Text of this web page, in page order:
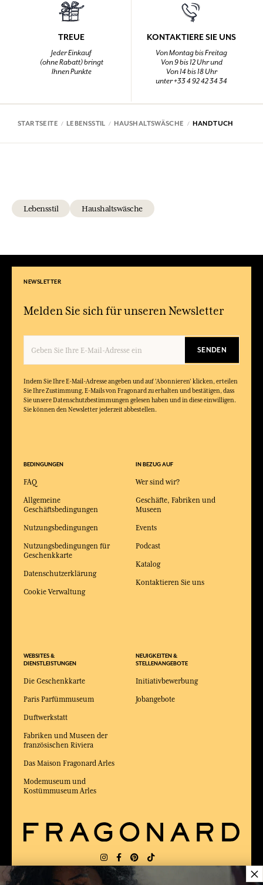
TREUE
Jeder Einkauf
(ohne Rabatt) bringt
Ihnen Punkte
KONTAKTIERE SIE UNS
Von Montag bis Freitag
Von 9 bis 12 Uhr und
Von 14 bis 18 Uhr
unter +33 4 92 42 34 34
STARTSEITE LEBENSSTIL HAUSHALTSWÄSCHE HANDTUCH
Lebensstil Haushaltswäsche
NEWSLETTER
Melden Sie sich für unseren Newsletter
SENDEN
Indem Sie Ihre E-Mail-Adresse angeben und auf 'Abonnieren' klicken, erteilen
Sie Ihre Zustimmung, E-Mails von Fragonard zu erhalten und bestätigen, dass
Sie unsere Datenschutzbestimmungen gelesen haben und in diese einwilligen.
Sie können den Newsletter jederzeit abbestellen.
BEDINGUNGEN
FAQ
Allgemeine
Geschäftsbedingungen
Nutzungsbedingungen
Nutzungsbedingungen für
Geschenkkarte
Datenschutzerklärung
Cookie Verwaltung
WEBSITES &
DIENSTLEISTUNGEN
Die Geschenkkarte
Paris Parfümmuseum
Duftwerkstatt
Fabriken und Museen der
französischen Riviera
Das Maison Fragonard Arles
Modemuseum und
Kostümmuseum Arles
IN BEZUG AUF
Wer sind wir?
Geschäfte, Fabriken und
Museen
Events
Podcast
Katalog
Kontaktieren Sie uns
NEUIGKEITEN &
STELLENANGEBOTE
Initiativbewerbung
Jobangebote
×